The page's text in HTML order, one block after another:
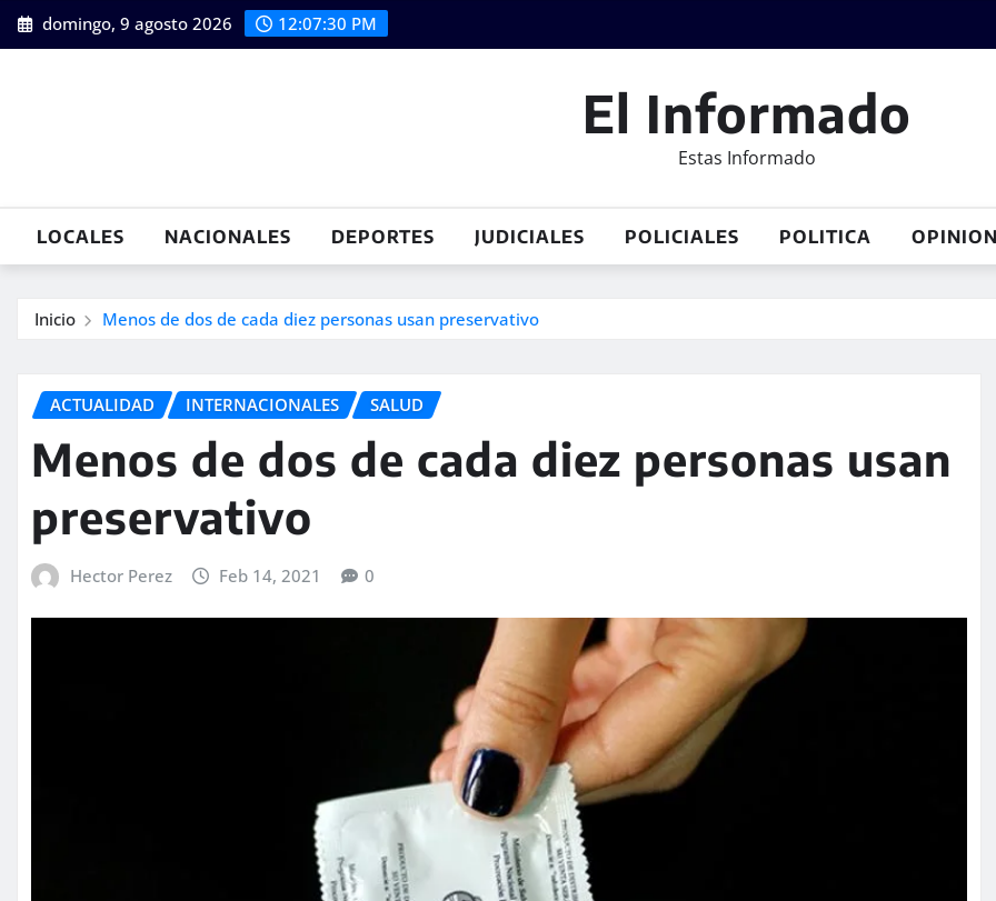
Saltar
al
domingo, 9 agosto 2026 12:07:31 PM
El Informado
Estas Informado
LOCALES NACIONALES DEPORTES JUDICIALES POLICIALES POLITICA OPINION
Inicio Menos de dos de cada diez personas usan preservativo
ACTUALIDAD INTERNACIONALES SALUD
Menos de dos de cada diez personas usan
preservativo
Hector Perez Feb 14, 2021 0